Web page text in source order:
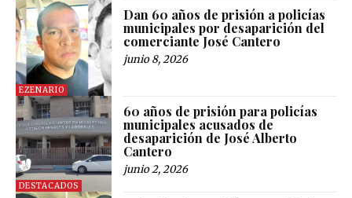
EZENARIO
Dan 60 años de prisión a policías
municipales por desaparición del
comerciante José Cantero
junio 8, 2026
DESTACADOS
60 años de prisión para policías
municipales acusados de
desaparición de José Alberto
Cantero
junio 2, 2026